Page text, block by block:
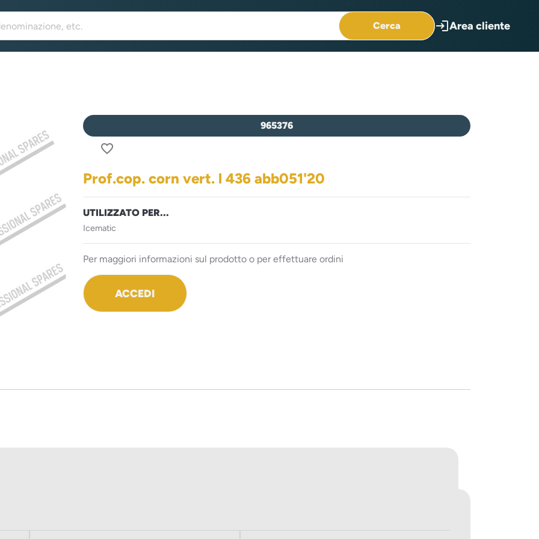
Cerca loginArea cliente
965376
favorite_border
Prof.cop. corn vert. l 436 abb051'20
UTILIZZATO PER...
Icematic
Per maggiori informazioni sul prodotto o per effettuare ordini
ACCEDI